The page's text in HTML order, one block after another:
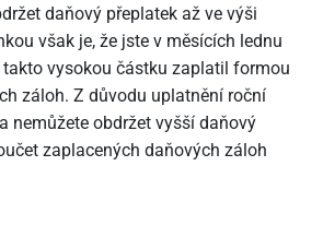
daňový přeplatek až ve výši
však je, že jste v měsících lednu
vysokou částku zaplatil formou
záloh. Z důvodu uplatnění roční
nemůžete obdržet vyšší daňový
zaplacených daňových záloh